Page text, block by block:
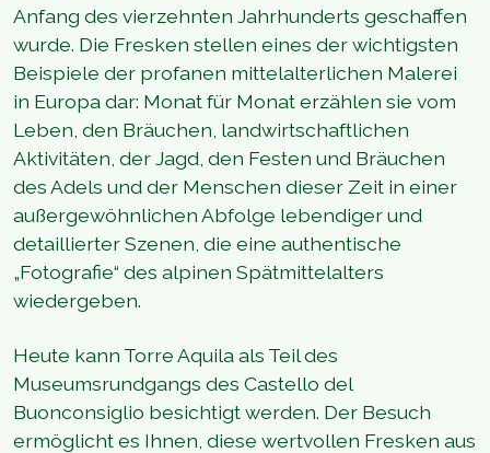
Anfang des vierzehnten Jahrhunderts geschaffen
wurde. Die Fresken stellen eines der wichtigsten
Beispiele der profanen mittelalterlichen Malerei
in Europa dar: Monat für Monat erzählen sie vom
Leben, den Bräuchen, landwirtschaftlichen
Aktivitäten, der Jagd, den Festen und Bräuchen
des Adels und der Menschen dieser Zeit in einer
außergewöhnlichen Abfolge lebendiger und
detaillierter Szenen, die eine authentische
„Fotografie“ des alpinen Spätmittelalters
wiedergeben.
Heute kann Torre Aquila als Teil des
Museumsrundgangs des Castello del
Buonconsiglio besichtigt werden. Der Besuch
ermöglicht es Ihnen, diese wertvollen Fresken aus